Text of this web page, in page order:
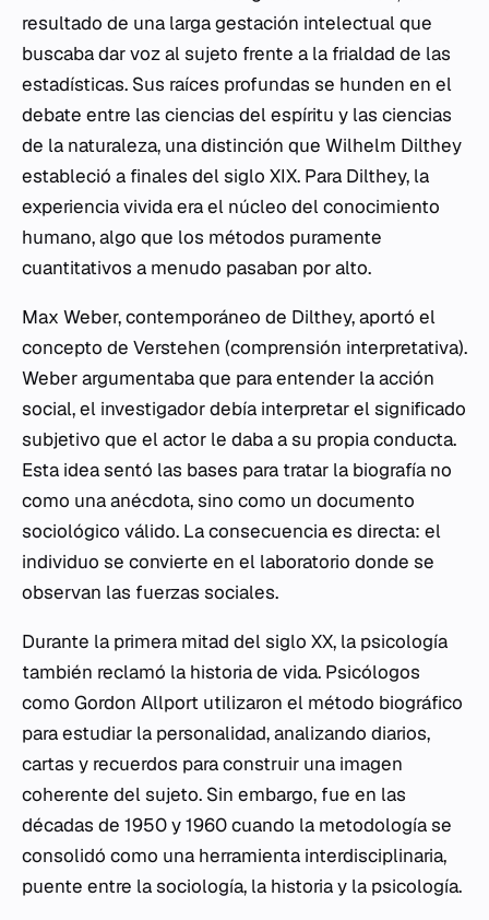
resultado de una larga gestación intelectual que
buscaba dar voz al sujeto frente a la frialdad de las
estadísticas. Sus raíces profundas se hunden en el
debate entre las ciencias del espíritu y las ciencias
de la naturaleza, una distinción que Wilhelm Dilthey
estableció a finales del siglo XIX. Para Dilthey, la
experiencia vivida era el núcleo del conocimiento
humano, algo que los métodos puramente
cuantitativos a menudo pasaban por alto.
Max Weber, contemporáneo de Dilthey, aportó el
concepto de Verstehen (comprensión interpretativa).
Weber argumentaba que para entender la acción
social, el investigador debía interpretar el significado
subjetivo que el actor le daba a su propia conducta.
Esta idea sentó las bases para tratar la biografía no
como una anécdota, sino como un documento
sociológico válido. La consecuencia es directa: el
individuo se convierte en el laboratorio donde se
observan las fuerzas sociales.
Durante la primera mitad del siglo XX, la psicología
también reclamó la historia de vida. Psicólogos
como Gordon Allport utilizaron el método biográfico
para estudiar la personalidad, analizando diarios,
cartas y recuerdos para construir una imagen
coherente del sujeto. Sin embargo, fue en las
décadas de 1950 y 1960 cuando la metodología se
consolidó como una herramienta interdisciplinaria,
puente entre la sociología, la historia y la psicología.